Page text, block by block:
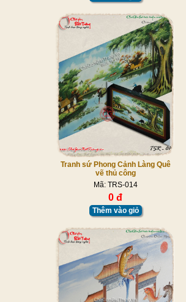
Tranh sứ Phong Cảnh Làng Quê
vẽ thủ công
Mã: TRS-014
0 đ
Thêm vào giỏ